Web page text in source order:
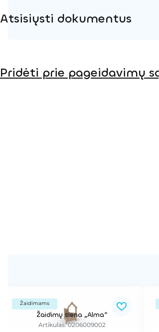
Atsisiųsti dokumentus
Pridėti prie pageidavimų
Žaidimams
Žaidimų siena „Alma“
Artikulas: 0206009002